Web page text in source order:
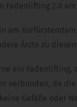
Fadenlifting 2.0
am
Ärzte zu
ein Fadenlifting,
verbunden, da
Gefäße oder